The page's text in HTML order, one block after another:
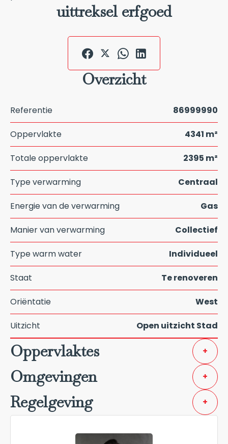
uittreksel erfgoed
Overzicht
Referentie 86999990
Oppervlakte 4341 m²
Totale oppervlakte 2395 m²
Type verwarming Centraal
Energie van de verwarming Gas
Manier van verwarming Collectief
Type warm water Individueel
Staat Te renoveren
Oriëntatie West
Uitzicht Open uitzicht Stad
Oppervlaktes +
Omgevingen +
Regelgeving +